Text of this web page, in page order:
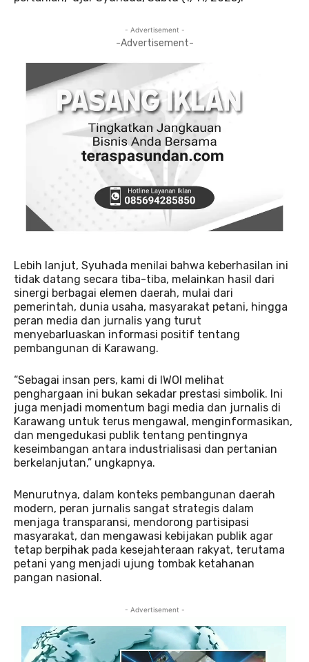
- Advertisement -
-Advertisement-
Lebih lanjut, Syuhada menilai bahwa keberhasilan ini
tidak datang secara tiba-tiba, melainkan hasil dari
sinergi berbagai elemen daerah, mulai dari
pemerintah, dunia usaha, masyarakat petani, hingga
peran media dan jurnalis yang turut
menyebarluaskan informasi positif tentang
pembangunan di Karawang.
“Sebagai insan pers, kami di IWOI melihat
penghargaan ini bukan sekadar prestasi simbolik. Ini
juga menjadi momentum bagi media dan jurnalis di
Karawang untuk terus mengawal, menginformasikan,
dan mengedukasi publik tentang pentingnya
keseimbangan antara industrialisasi dan pertanian
berkelanjutan,” ungkapnya.
Menurutnya, dalam konteks pembangunan daerah
modern, peran jurnalis sangat strategis dalam
menjaga transparansi, mendorong partisipasi
masyarakat, dan mengawasi kebijakan publik agar
tetap berpihak pada kesejahteraan rakyat, terutama
petani yang menjadi ujung tombak ketahanan
pangan nasional.
- Advertisement -